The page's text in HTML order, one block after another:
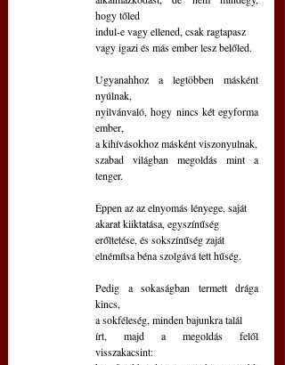
hogy tőled
indul-e vagy ellened, csak ragtapasz
vagy igazi és más ember lesz belőled.
Ugyanahhoz a legtöbben másként
nyúlnak,
nyilvánvaló, hogy nincs két egyforma
ember,
a kihívásokhoz másként viszonyulnak,
szabad világban megoldás mint a
tenger.
Éppen az az elnyomás lényege, saját
akarat kiiktatása, egyszínűség
erőltetése, és sokszínűség zaját
elnémítsa béna szolgává tett hűség.
Pedig a sokaságban termett drága
kincs,
a sokféleség, minden bajunkra talál
írt, majd a megoldás felől
visszakacsint: